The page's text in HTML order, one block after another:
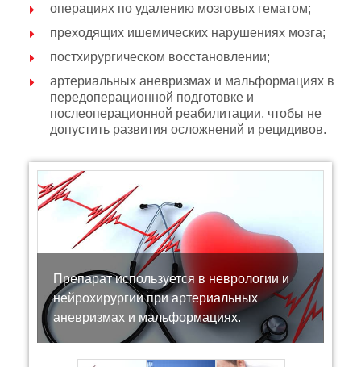
операциях по удалению мозговых гематом;
преходящих ишемических нарушениях мозга;
постхирургическом восстановлении;
артериальных аневризмах и мальформациях в
передоперационной подготовке и
послеоперационной реабилитации, чтобы не
допустить развития осложнений и рецидивов.
Препарат используется в неврологии и
нейрохирургии при артериальных
аневризмах и мальформациях.